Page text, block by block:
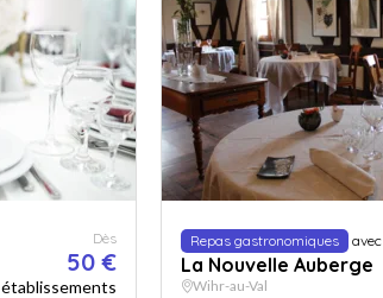
Dès
50 €
établissements
Repas gastronomiques avec
La Nouvelle Auberge
Wihr-au-Val